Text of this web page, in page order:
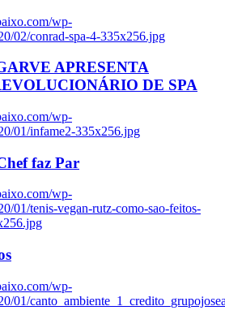
wp-
02/conrad-spa-4-335x256.jpg
APRESENTA
DE SPA
wp-
01/infame2-335x256.jpg
faz Par
wp-
01/tenis-vegan-rutz-como-sao-feitos-
wp-
01/